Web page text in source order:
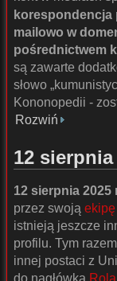
korespondencja
mailowo w
pośrednictwem
są zawarte
słowo
Kononopedii -
Rozwiń
12 sierpnia
12 sierpnia 2025
przez swoją
istnieją jeszcze
profilu. Tym
innej postaci z
do nagłówka